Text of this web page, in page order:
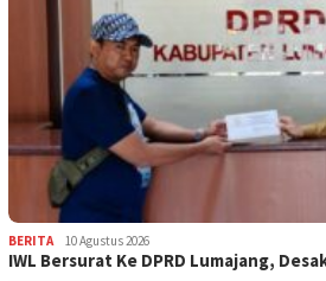
BERITA 10 Agustus 2026
IWL Bersurat Ke DPRD Lumajang,